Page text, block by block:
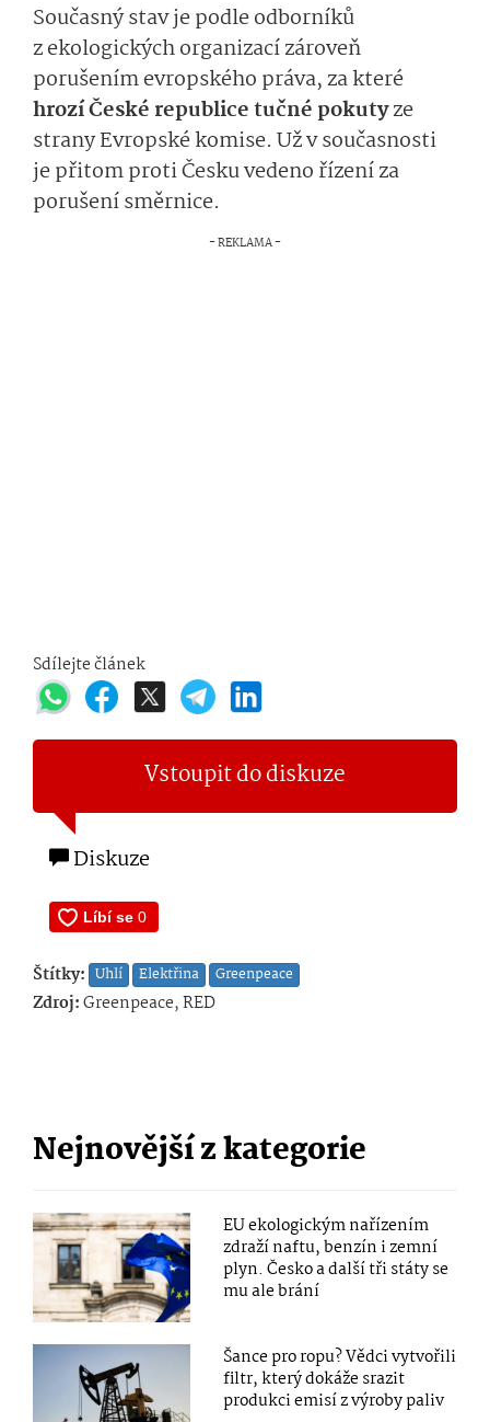
Současný stav je podle odborníků
z ekologických organizací zároveň
porušením evropského práva, za které
hrozí České republice tučné pokutyze
strany Evropské komise. Už v současnosti
je přitom proti Česku vedeno řízení za
porušení směrnice.
Sdílejte článek
Vstoupit do diskuze
Diskuze
Štítky: Uhlí Elektřina Greenpeace
Zdroj:Greenpeace, RED
Nejnovější z kategorie
EU ekologickým nařízením
zdraží naftu, benzín i zemní
plyn. Česko a další tři státy se
mu ale brání
Šance pro ropu? Vědci vytvořili
filtr, který dokáže srazit
produkci emisí z výroby paliv